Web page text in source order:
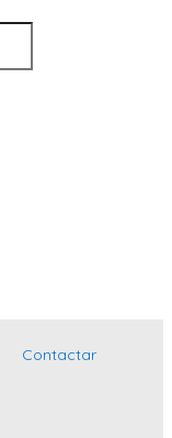
Contactar